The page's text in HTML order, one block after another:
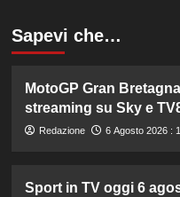
Sapevi che…
MotoGP Gran
streaming su Sky e
Redazione 6 Agosto 2026 :
Sport in TV oggi 6